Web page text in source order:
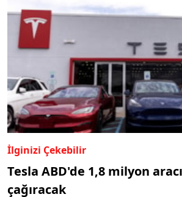
İlginizi Çekebilir
Tesla ABD'de 1,8 milyon
çağıracak